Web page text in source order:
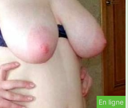
En ligne